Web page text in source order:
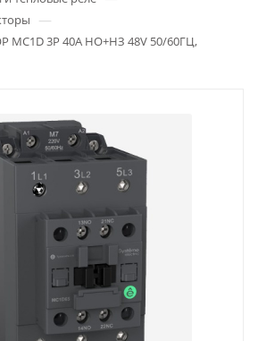
—
MC1D 3P 40A НО+НЗ 48V 50/60ГЦ,